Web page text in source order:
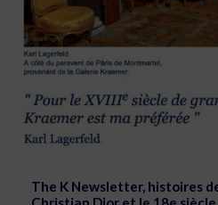
The K Newsletter, histoires